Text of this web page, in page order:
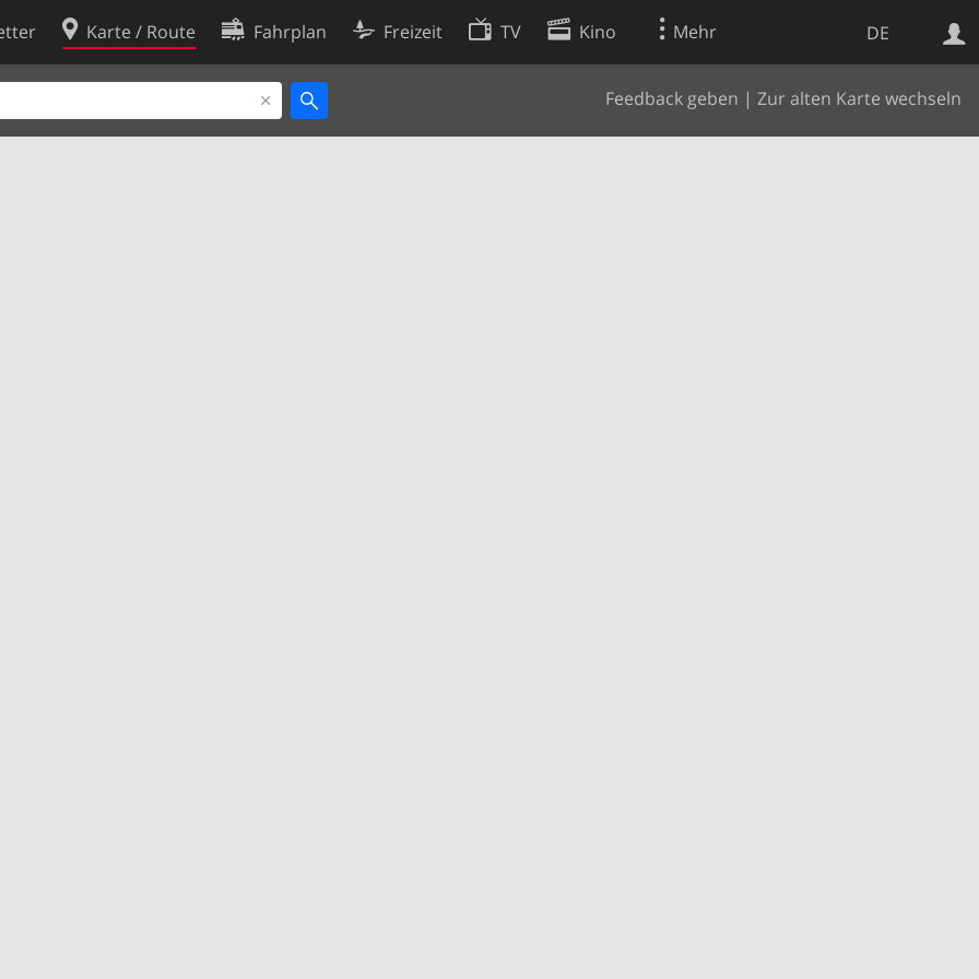
DE
Karte / Route Fahrplan Freizeit TV Kino Mehr
Feedback geben | Zur alten Karte wechseln
Websuche
Cookie-Richtlinie
Cookie-Einstellungen